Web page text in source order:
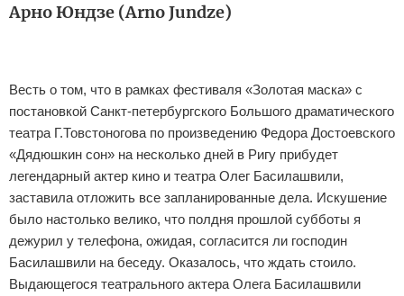
Арно Юндзе (Arno Jundze)
Весть о том, что в рамках фестиваля «Золотая маска» с
постановкой Санкт-петербургского Большого драматического
театра Г.Товстоногова по произведению Федора Достоевского
«Дядюшкин сон» на несколько дней в Ригу прибудет
легендарный актер кино и театра Олег Басилашвили,
заставила отложить все запланированные дела. Искушение
было настолько велико, что полдня прошлой субботы я
дежурил у телефона, ожидая, согласится ли господин
Басилашвили на беседу. Оказалось, что ждать стоило.
Выдающегося театрального актера Олега Басилашвили